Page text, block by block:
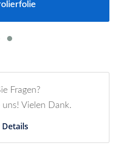
Fragen?
uns! Vielen Dank.